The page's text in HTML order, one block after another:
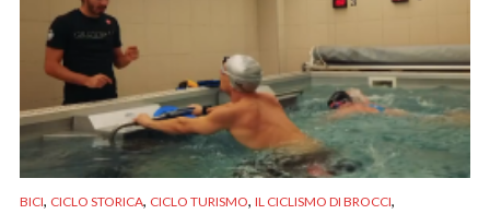
BICI, CICLO STORICA, CICLO TURISMO, IL CICLISMO DI BROCCI,